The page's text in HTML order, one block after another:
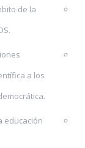
de la
a los
educación